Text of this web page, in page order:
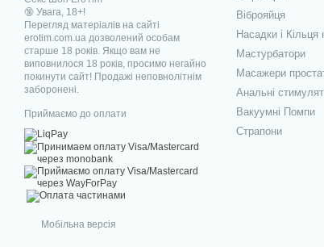
🔞 Увага, 18+!
Перегляд матеріалів на сайті
erotim.com.ua дозволений особам
старше 18 років. Якщо вам не
виповнилося 18 років, просимо негайно
покинути сайт! Продажі неповнолітнім
заборонені.
Приймаємо до оплати
Мобільна версія
Віброяйця
Насадки і Кільця
Мастурбатори
Масажери
Анальні
Вакуумні Помпи
Страпони